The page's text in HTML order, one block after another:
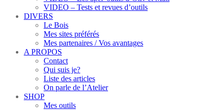
VIDEO – Tests et revues d’outils
DIVERS
Le Bois
Mes sites préférés
Mes partenaires / Vos avantages
A PROPOS
Contact
Qui suis je?
Liste des articles
On parle de l’Atelier
SHOP
Mes outils